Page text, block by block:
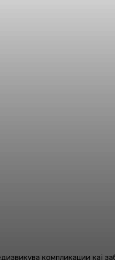
компликации кај